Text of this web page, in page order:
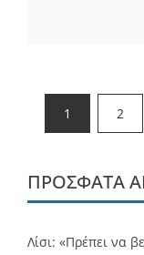
άρθρων
1 2
ΠΡΌΣΦΑΤΑ
Λίσι: «Πρέπει να